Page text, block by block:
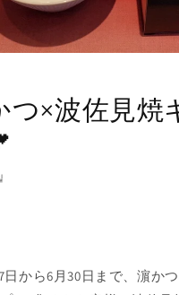
つ×波佐見焼
日から6月30日まで、濵か